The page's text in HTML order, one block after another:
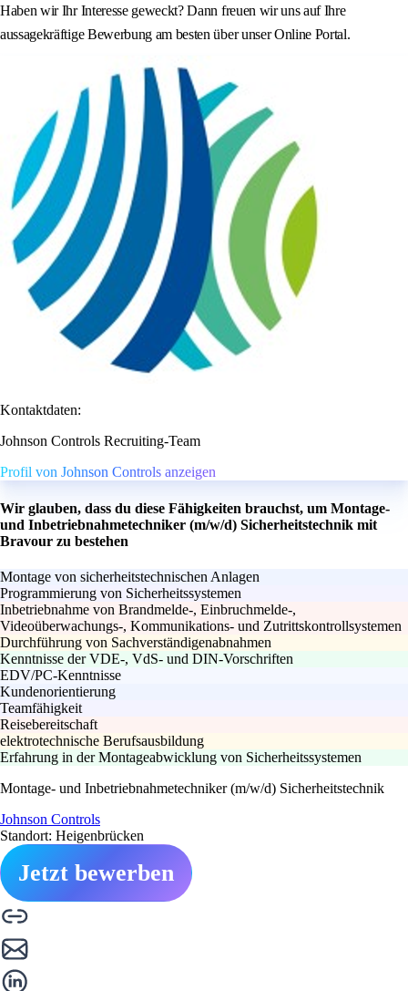
Haben wir Ihr Interesse geweckt? Dann freuen wir uns auf Ihre
aussagekräftige Bewerbung am besten über unser Online Portal.
Kontaktdaten:
Johnson Controls Recruiting-Team
Profil von Johnson Controls anzeigen
Wir glauben, dass du diese Fähigkeiten brauchst, um Montage-
und Inbetriebnahmetechniker (m/w/d) Sicherheitstechnik mit
Bravour zu bestehen
Montage von sicherheitstechnischen Anlagen
Programmierung von Sicherheitssystemen
Inbetriebnahme von Brandmelde-, Einbruchmelde-,
Videoüberwachungs-, Kommunikations- und Zutrittskontrollsystemen
Durchführung von Sachverständigenabnahmen
Kenntnisse der VDE-, VdS- und DIN-Vorschriften
EDV/PC-Kenntnisse
Kundenorientierung
Teamfähigkeit
Reisebereitschaft
elektrotechnische Berufsausbildung
Erfahrung in der Montageabwicklung von Sicherheitssystemen
Montage- und Inbetriebnahmetechniker (m/w/d) Sicherheitstechnik
Johnson Controls
Standort: Heigenbrücken
Jetzt bewerben